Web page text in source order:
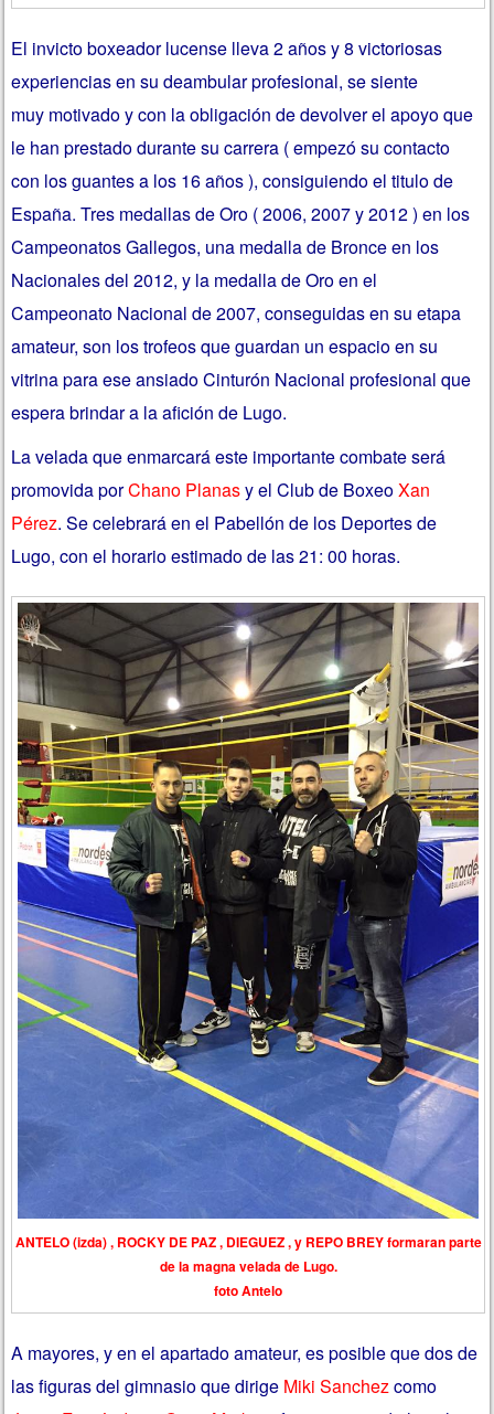
El invicto boxeador lucense lleva 2 años y 8 victoriosas
experiencias en su deambular profesional, se siente
muy motivado y con la obligación de devolver el apoyo que
le han prestado durante su carrera ( empezó su contacto
con los guantes a los 16 años ), consiguiendo el titulo de
España. Tres medallas de Oro ( 2006, 2007 y 2012 ) en los
Campeonatos Gallegos, una medalla de Bronce en los
Nacionales del 2012, y la medalla de Oro en el
Campeonato Nacional de 2007, conseguidas en su etapa
amateur, son los trofeos que guardan un espacio en su
vitrina para ese ansiado Cinturón Nacional profesional que
espera brindar a la afición de Lugo.
La velada que enmarcará este importante combate será
promovida porChano Planasy el Club de BoxeoXan
Pérez. Se celebrará en el Pabellón de los Deportes de
Lugo, con el horario estimado de las 21: 00 horas.
ANTELO (izda) , ROCKY DE PAZ , DIEGUEZ , y REPO BREY formaran parte
de la magna velada de Lugo.
foto Antelo
A mayores, y en el apartado amateur, es posible que dos de
las figuras del gimnasio que dirige Miki Sanchezcomo